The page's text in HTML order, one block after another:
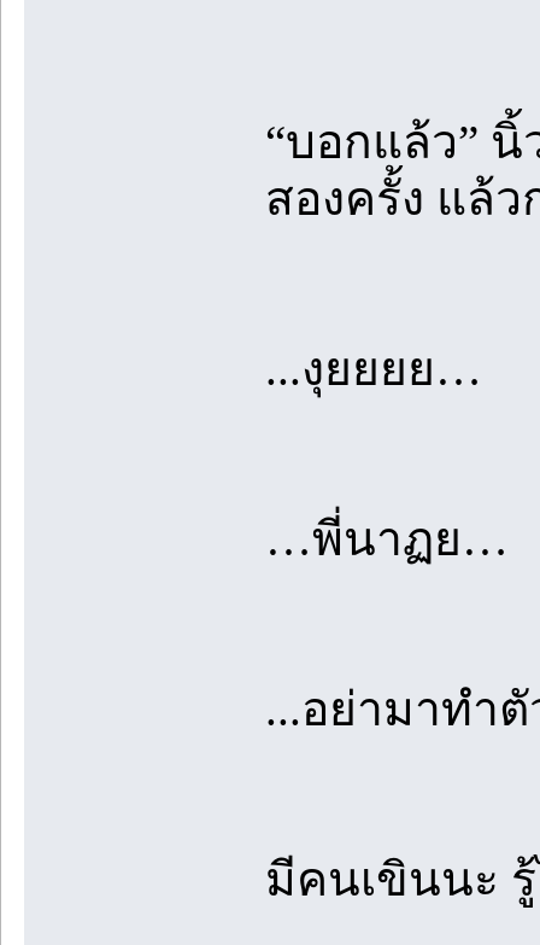
“บอกแล้ว”
สองครั้ง แล้
...งุยยยย…
…พี่นาฏย…
...อย่ามาทำ
มีคนเขินนะ